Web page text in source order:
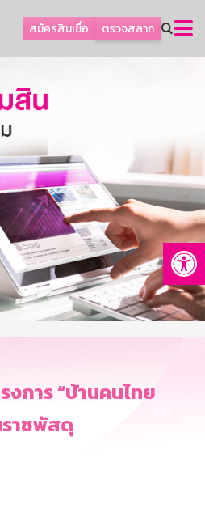
สมัครสินเชื่อ ตรวจสลาก
TH
EN
การ “บ้านคนไทย
ราชพัสดุ